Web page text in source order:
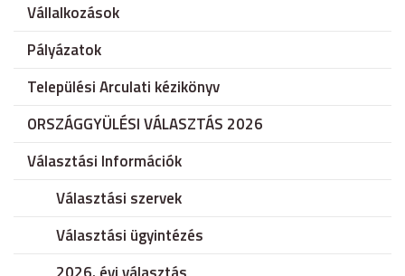
Vállalkozások
Pályázatok
Települési Arculati kézikönyv
ORSZÁGGYÜLÉSI VÁLASZTÁS 2026
Választási Információk
Választási szervek
Választási ügyintézés